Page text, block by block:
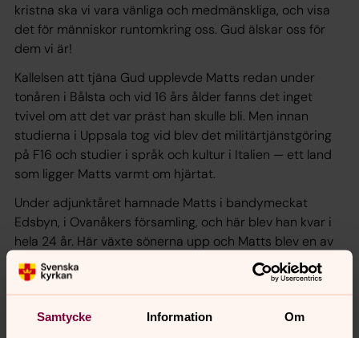
Samtycke Information Om
kristna ska vi vara vänliga och medmänskliga, och visa
det för människor runtomkring oss. Gud älskar oss för
dem vi är!
Kallelsen att tjäna Gud upplevde Matts redan under
tonåren i Bålsta och vid 16 års ålder fanns det inget
tvivel om att det var präst han skulle bli. Men innan
studierna i Uppsala tog vid blev det militärtjänstgöring
på F16 och studier i språk och kultur i Italien — ett land
som ligger Matts varmt om hjärtat.
Under adjunktåret hamnade Matts i bandymeckat
Edsbyn, i Ovanåkers församling, och här blev han kvar i
hela 24 år. Här växte sönerna upp och Matts blev en av
byns många “bandypappor”. Som 33-åring var han
Sveriges då yngste kyrkoherde och kontraktsprost.
Det blev många år i Edsbyn, men föddes gjorde Matts i
Stockholm. Uppväxten tillbringades i Bålsta och